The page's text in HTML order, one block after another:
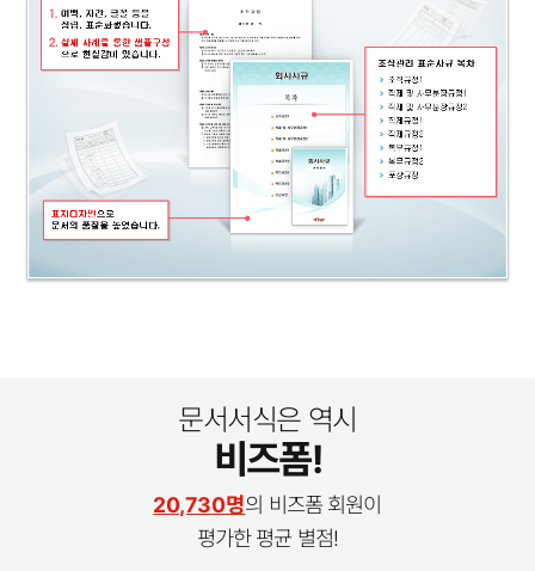
문서서식은 역시
비즈폼!
20,730명의 비즈폼 회원이
평가한 평균 별점!